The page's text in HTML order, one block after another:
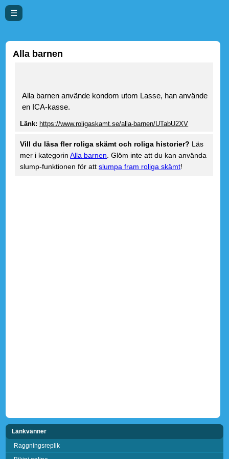
☰
Alla barnen
Alla barnen använde kondom utom Lasse, han använde
en ICA-kasse.
Länk: https://www.roligaskamt.se/alla-barnen/UTabU2XV
Vill du läsa fler roliga skämt och roliga historier? Läs
mer i kategorinAlla barnen . Glöm inte att du kan använda
slump-funktionen för attslumpa fram roliga skämt!
Länkvänner
Raggningsreplik